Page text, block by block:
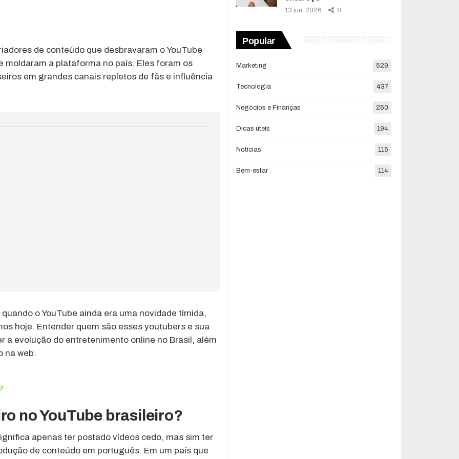
de conteúdo que desbravaram o YouTube
moldaram a plataforma no país. Eles foram os
em grandes canais repletos de fãs e influência
o YouTube ainda era uma novidade tímida,
hoje. Entender quem são esses youtubers e sua
a evolução do entretenimento online no Brasil, além
na web.
no YouTube brasileiro?
apenas ter postado vídeos cedo, mas sim ter
de conteúdo em português. Em um país que
13 jun, 2026 0
Popular
Marketing 529
Tecnologia 437
Negócios e Finanças 250
Dicas úteis 194
Notícias 115
Bem-estar 114